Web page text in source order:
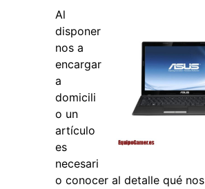
Al
disponer
nos a
encargar
a
domicili
o un
artículo
es
necesari
o conocer al detalle qué nos